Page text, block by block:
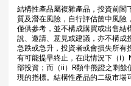
結構性產品屬複雜產品，投資前閣
質及潛在風險，自行評估箇中風險
僅供參考，並不構成購買或出售結
說、邀請、意見或建議，亦不構成
急跌或急升，投資者或會損失所有
有可能提早終止，在此情況下（i
部投資；而（ii）R類牛熊證之剩
現的指標。結構性產品的二級市場